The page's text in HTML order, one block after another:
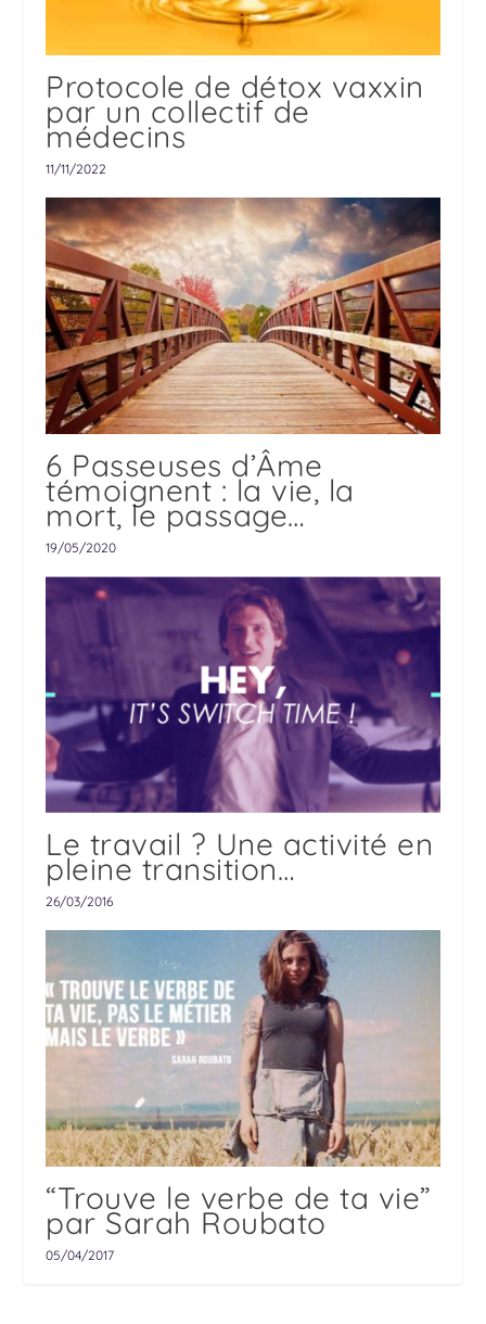
Protocole de détox vaxxin
par un collectif de
médecins
11/11/2022
6 Passeuses d’Âme
témoignent : la vie, la
mort, le passage…
19/05/2020
Le travail ? Une activité en
pleine transition…
26/03/2016
“Trouve le verbe de ta vie”
par Sarah Roubato
05/04/2017